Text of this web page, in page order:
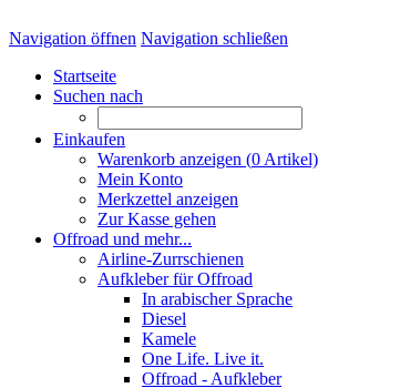
Navigation öffnen Navigation schließen
Startseite
Suchen nach
Einkaufen
Warenkorb anzeigen (0 Artikel)
Mein Konto
Merkzettel anzeigen
Zur Kasse gehen
Offroad und mehr...
Airline-Zurrschienen
Aufkleber für Offroad
In arabischer Sprache
Diesel
Kamele
One Life. Live it.
Offroad - Aufkleber